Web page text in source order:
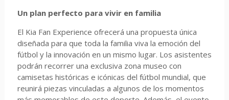
Un plan perfecto para vivir en familia
El Kia Fan Experience ofrecerá una propuesta única
diseñada para que toda la familia viva la emoción del
fútbol y la innovación en un mismo lugar. Los asistentes
podrán recorrer una exclusiva zona museo con
camisetas históricas e icónicas del fútbol mundial, que
reunirá piezas vinculadas a algunos de los momentos